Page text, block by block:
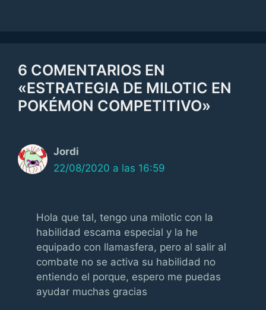
6 COMENTARIOS EN
«ESTRATEGIA DE MILOTIC EN
POKÉMON COMPETITIVO»
Jordi
22/08/2020 a las 16:59
Hola que tal, tengo una milotic con la
habilidad escama especial y la he
equipado con llamasfera, pero al salir al
combate no se activa su habilidad no
entiendo el porque, espero me puedas
ayudar muchas gracias